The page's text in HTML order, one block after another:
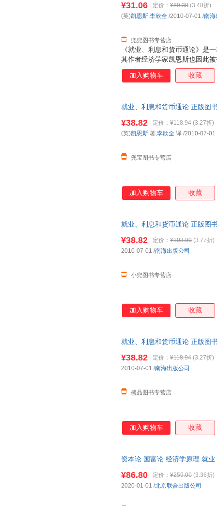
《就业、利息和货币通论》是
其作者经济学家凯恩斯也因此
奠定了宏观经济学的基础， 并
论》并称为影响人类历史进程
业、利息和货币通论》”作为“
¥31.06 定价： ¥89.38 (3.48折)
兜兜图书专营店
(英)凯恩斯,李欣全 /2010-07-01 /南海
加入购物车 收藏
就业、利息和货币通论 正版图
¥38.82 定价： ¥118.94 (3.27折)
兜宝图书专营店
(英)凯恩斯 著,李欣全 译 /2010-07-01
加入购物车 收藏
就业、利息和货币通论 正版图
¥38.82 定价： ¥103.00 (3.77折)
小兜图书专营店
2010-07-01 /南海出版公司
加入购物车 收藏
就业、利息和货币通论 正版图
¥38.82 定价： ¥118.94 (3.27折)
盛品图书专营店
2010-07-01 /南海出版公司
加入购物车 收藏
资本论 国富论 经济学原理 就
¥86.80 定价： ¥259.00 (3.36折)
2020-01-01 /北京联合出版公司